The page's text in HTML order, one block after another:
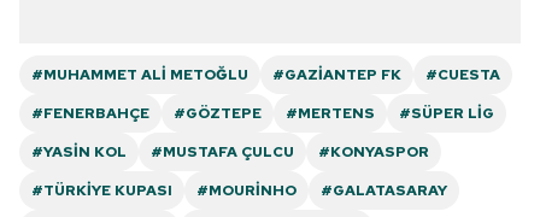
#MUHAMMET ALI METOĞLU #GAZIANTEP FK
#CUESTA
#FENERBAHÇE
#GÖZTEPE #MERTENS
#SÜPER LIG
#YASIN KOL
#MUSTAFA ÇULCU
#KONYASPOR
#TÜRKIYE KUPASI
#MOURINHO
#GALATASARAY